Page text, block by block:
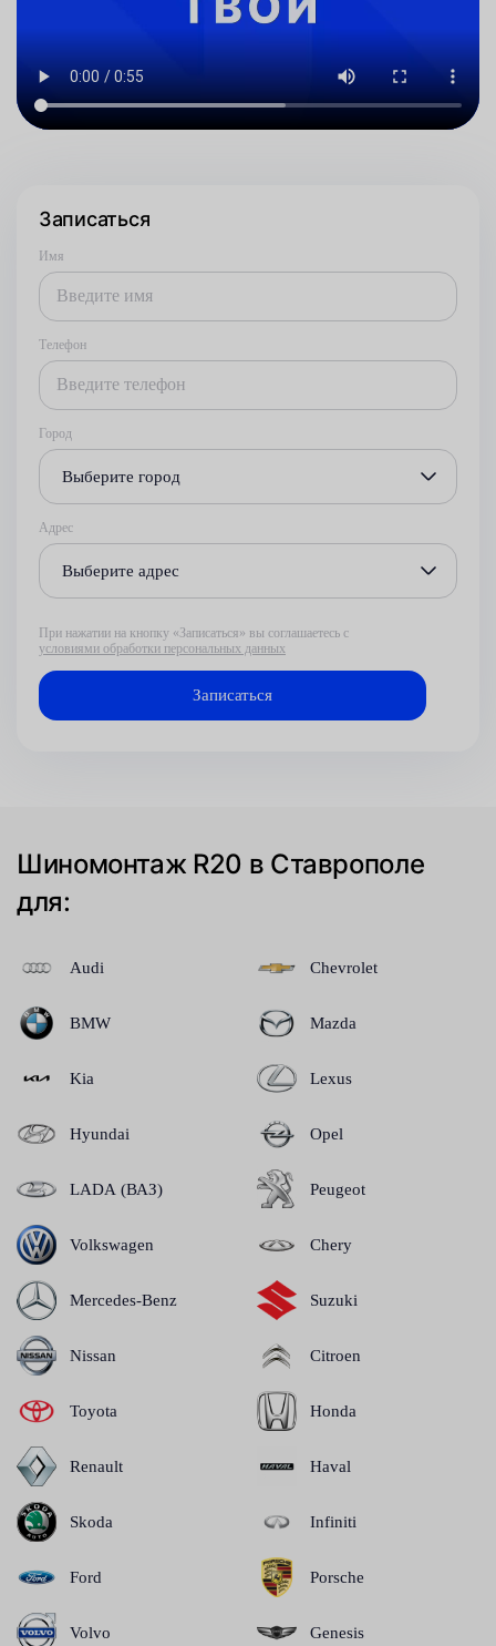
Записаться
Имя
Телефон
Город
Выберите город
Адрес
Выберите адрес
При нажатии на кнопку «Записаться» вы соглашаетесь с
условиями обработки персональных данных
Шиномонтаж R20 в Ставрополе
для:
Audi
BMW
Kia
Hyundai
LADA (ВАЗ)
Volkswagen
Mercedes-Benz
Nissan
Toyota
Renault
Skoda
Ford
Volvo
Chevrolet
Mazda
Lexus
Opel
Peugeot
Chery
Suzuki
Citroen
Honda
Haval
Infiniti
Porsche
Genesis